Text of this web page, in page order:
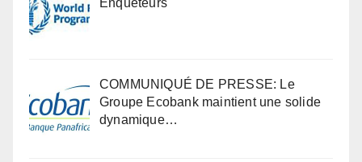
Enqueteurs
COMMUNIQUÉ DE PRESSE: Le
Groupe Ecobank maintient une solide
dynamique…